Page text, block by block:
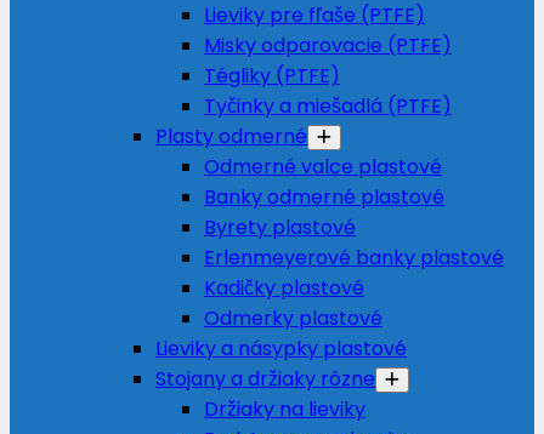
Lieviky pre fľaše (PTFE)
Misky odparovacie (PTFE)
Tégliky (PTFE)
Tyčinky a miešadlá (PTFE)
Plasty odmerné
Odmerné valce plastové
Banky odmerné plastové
Byrety plastové
Erlenmeyerové banky plastové
Kadičky plastové
Odmerky plastové
Lieviky a násypky plastové
Stojany a držiaky rôzne
Držiaky na lieviky